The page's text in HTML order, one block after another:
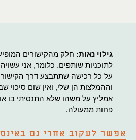
גילוי נאות: חלק מהקישורים
לתוכניות שותפים. כלומר, אני
על כל רכישה שתתבצע דרך
וההמלצות הן שלי, ואין שום סיכוי
אמליץ על משהו שלא התנסיתי בו
פחות ממעולה.
אפשר לעקוב אחרי גם